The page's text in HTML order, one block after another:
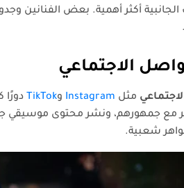
الجانبية أكثر أهمية. بعض الفنانين
الاجتماعي
مثل Instagram وTikTok دورًا
شعبية.